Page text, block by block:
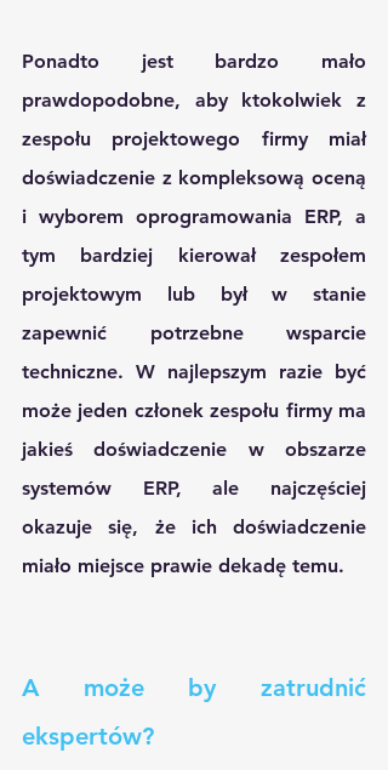
Ponadto jest bardzo mało
prawdopodobne, aby ktokolwiek z
zespołu projektowego firmy miał
doświadczenie z kompleksową oceną
i wyborem oprogramowania ERP, a
tym bardziej kierował zespołem
projektowym lub był w stanie
zapewnić potrzebne wsparcie
techniczne. W najlepszym razie być
może jeden członek zespołu firmy ma
jakieś doświadczenie w obszarze
systemów ERP, ale najczęściej
okazuje się, że ich doświadczenie
miało miejsce prawie dekadę temu.
A może by zatrudnić
ekspertów?